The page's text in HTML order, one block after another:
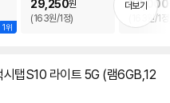
망간: 3mg / 철분: 12mg
크
/ 항산화 / 갑상선기능 지원
혈액
1위
29,250원
(163원/1정)
39,000
(163원/1
더보기
시탭S10 라이트 5G (램6GB,12